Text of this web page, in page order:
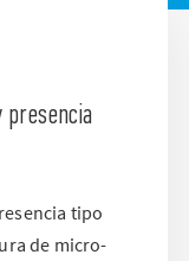
presencia
tipo
de micro-